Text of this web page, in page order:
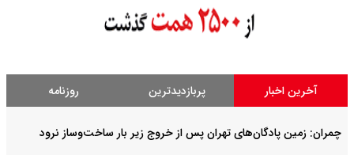
آخرین اخبار پربازدیدترین روزنامه
چمران: زمین پادگان‌های تهران پس از خروج زیر بار ساخت‌وساز نرود